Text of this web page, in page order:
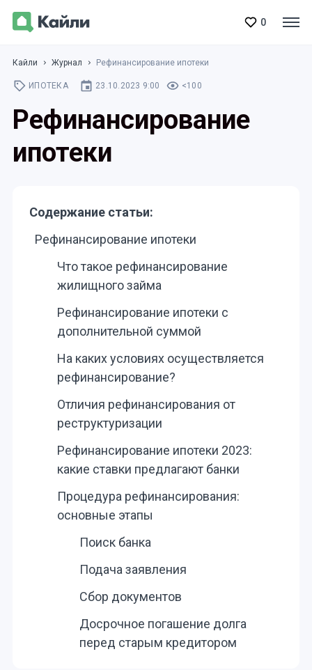
0
Кайли Журнал Рефинансирование ипотеки
ИПОТЕКА 23.10.2023 9:00 <100
Рефинансирование
ипотеки
Содержание статьи:
Рефинансирование ипотеки
Что такое рефинансирование
жилищного займа
Рефинансирование ипотеки с
дополнительной суммой
На каких условиях осуществляется
рефинансирование?
Отличия рефинансирования от
реструктуризации
Рефинансирование ипотеки 2023:
какие ставки предлагают банки
Процедура рефинансирования:
основные этапы
Поиск банка
Подача заявления
Сбор документов
Досрочное погашение долга
перед старым кредитором